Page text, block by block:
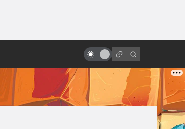
прежний финал «Звёздных войн»